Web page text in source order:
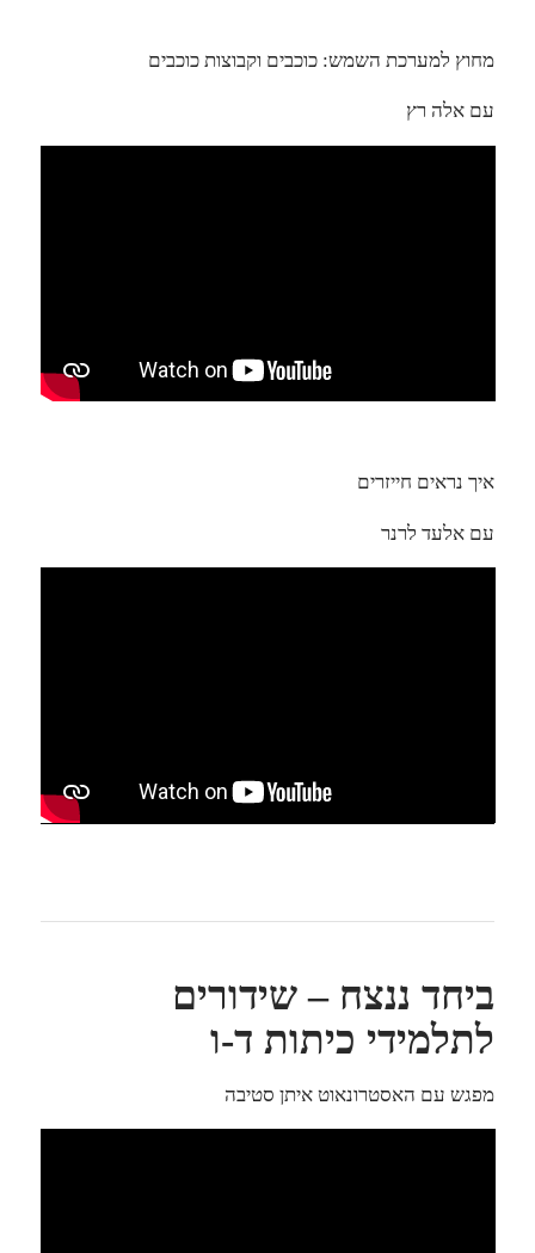
מחוץ למערכת השמש: כוכבים וקבוצות כוכבים
עם אלה רץ
איך נראים חייזרים
עם אלעד לרנר
ביחד ננצח – שידורים
לתלמידי כיתות ד-ו
מפגש עם האסטרונאוט איתן סטיבה